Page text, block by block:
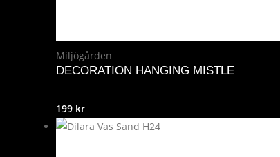
Miljögården
DECORATION HANGING MISTLE
199 kr